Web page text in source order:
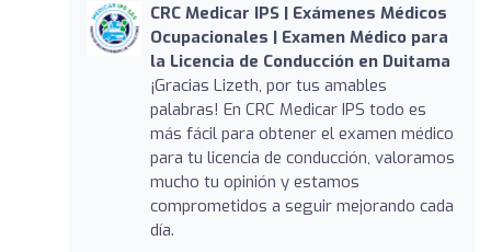
CRC Medicar IPS | Exámenes Médicos
Ocupacionales | Examen Médico para
la Licencia de Conducción en Duitama
¡Gracias Lizeth, por tus amables
palabras! En CRC Medicar IPS todo es
más fácil para obtener el examen médico
para tu licencia de conducción, valoramos
mucho tu opinión y estamos
comprometidos a seguir mejorando cada
día.